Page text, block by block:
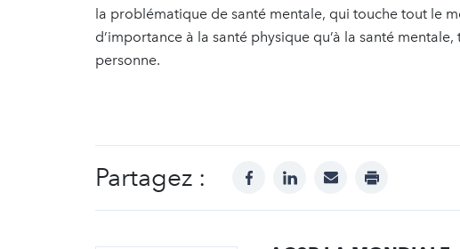
la problématique de santé mentale, qui touche tout le
d’importance à la santé physique qu’à la santé
personne.
Partagez : facebooklinkedinmail print